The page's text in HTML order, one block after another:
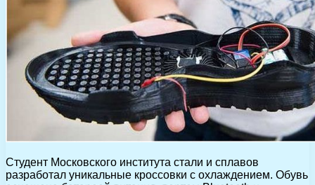
Студент Московского института стали и сплавов
разработал уникальные кроссовки с охлаждением. Обувь